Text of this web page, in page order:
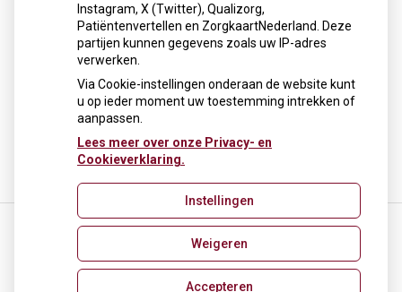
Registerenop
Apotheek
Pernis
van
Apotheek
Stelle
Uw Zorg Online |Beheer
pernis@apotheekstelle.nl
Instagram, X (Twitter), Qualizorg,
Patiëntenvertellen en ZorgkaartNederland. Deze
partijen kunnen gegevens zoals uw IP-adres
verwerken.
Via Cookie-instellingen onderaan de website kunt
u op ieder moment uw toestemming intrekken of
aanpassen.
Lees meer over onze Privacy- en
Cookieverklaring.
Instellingen
Weigeren
Accepteren